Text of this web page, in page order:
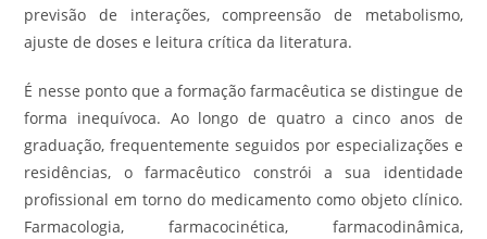
previsão de interações, compreensão de metabolismo,
ajuste de doses e leitura crítica da literatura.
É nesse ponto que a formação farmacêutica se distingue de
forma inequívoca. Ao longo de quatro a cinco anos de
graduação, frequentemente seguidos por especializações e
residências, o farmacêutico constrói a sua identidade
profissional em torno do medicamento como objeto clínico.
Farmacologia, farmacocinética, farmacodinâmica,